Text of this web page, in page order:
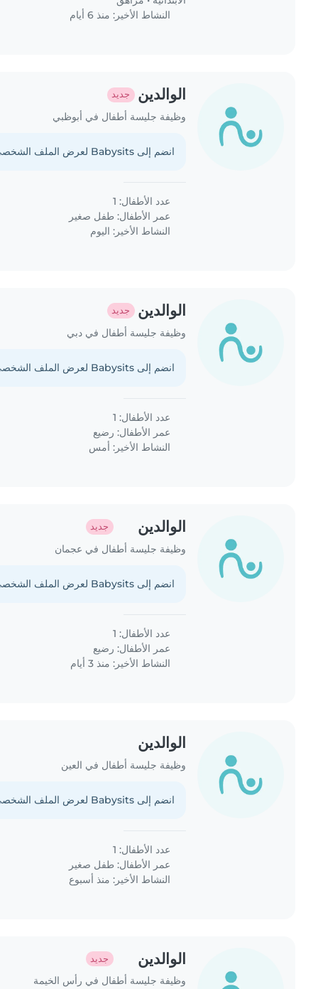
النشاط الأخير: منذ 6 أيام
الوالدين جديد
وظيفة جليسة أطفال في أبوظبي
انضم إلى Babysits لعرض الملف الشخصي الكامل.
عدد الأطفال: 1
عمر الأطفال: طفل صغير
النشاط الأخير: اليوم
الوالدين جديد
وظيفة جليسة أطفال في دبي
انضم إلى Babysits لعرض الملف الشخصي الكامل.
عدد الأطفال: 1
عمر الأطفال: رضيع
النشاط الأخير: أمس
الوالدين جديد
وظيفة جليسة أطفال في عجمان
انضم إلى Babysits لعرض الملف الشخصي الكامل.
عدد الأطفال: 1
عمر الأطفال: رضيع
النشاط الأخير: منذ 3 أيام
الوالدين
وظيفة جليسة أطفال في العين
انضم إلى Babysits لعرض الملف الشخصي الكامل.
عدد الأطفال: 1
عمر الأطفال: طفل صغير
النشاط الأخير: منذ أسبوع
الوالدين جديد
وظيفة جليسة أطفال في رأس الخيمة